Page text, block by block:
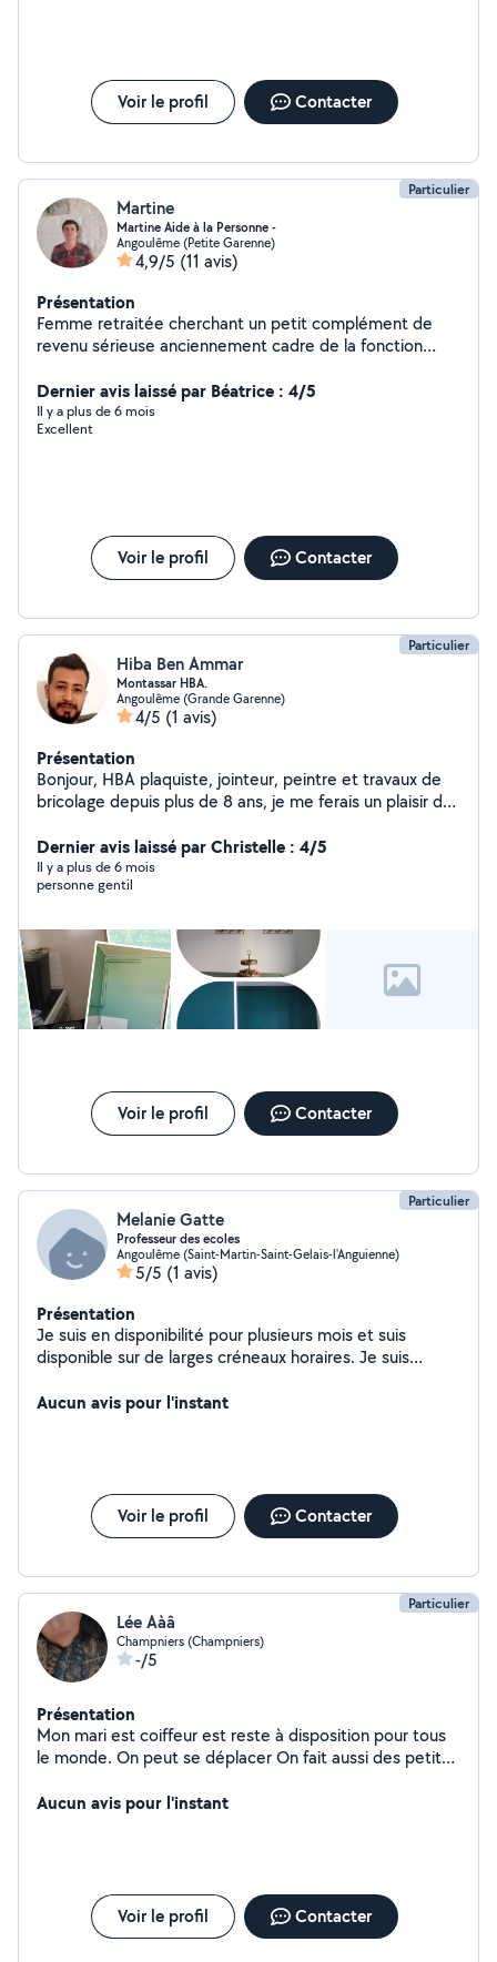
Voir le profil Contacter
Particulier
Martine
Martine Aide à la Personne -
Angoulême (Petite Garenne)
4,9/5 (11 avis)
Présentation
Femme retraitée cherchant un petit complément de
revenu sérieuse anciennement cadre de la fonction
administratifs, secrétariat, aide juridique, garde animaux
, baby sitting, sorties véhiculées, livraison de courses,
heures de ménage, nettoyage.
Dernier avis laissé par Béatrice : 4/5
Il y a plus de 6 mois
Excellent
Voir le profil Contacter
Particulier
Hiba Ben Ammar
Montassar HBA.
Angoulême (Grande Garenne)
4/5 (1 avis)
Présentation
Bonjour, HBA plaquiste, jointeur, peintre et travaux de
bricolage depuis plus de 8 ans, je me ferais un plaisir de
Dernier avis laissé par Christelle : 4/5
Il y a plus de 6 mois
personne gentil
Voir le profil Contacter
Particulier
Melanie Gatte
Professeur des ecoles
Angoulême (Saint-Martin-Saint-Gelais-l'Anguienne)
5/5 (1 avis)
Présentation
Je suis en disponibilité pour plusieurs mois et suis
disponible sur de larges créneaux horaires. Je suis
enfants ou garde d animaux..
Aucun avis pour l'instant
Voir le profil Contacter
Particulier
Lée Aàâ
Champniers (Champniers)
-/5
Présentation
Mon mari est coiffeur est reste à disposition pour tous
le monde. On peut se déplacer On fait aussi des petites
Aucun avis pour l'instant
Voir le profil Contacter